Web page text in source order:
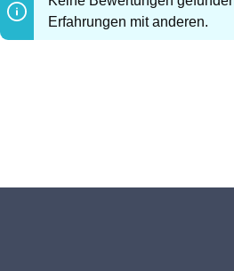
Erfahrungen mit anderen.